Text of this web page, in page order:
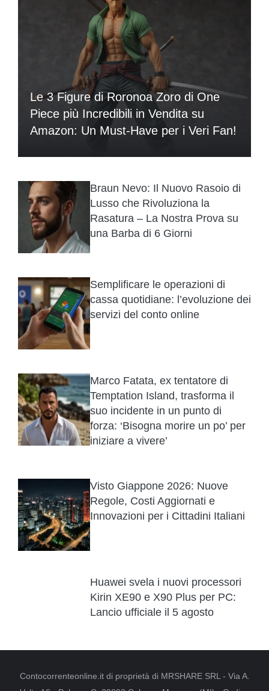
Le 3 Figure di Roronoa Zoro di One
Piece più Incredibili in Vendita su
Amazon: Un Must-Have per i Veri Fan!
Braun Nevo: Il Nuovo Rasoio di
Lusso che Rivoluziona la
Rasatura – La Nostra Prova su
una Barba di 6 Giorni
Semplificare le operazioni di
cassa quotidiane: l’evoluzione dei
servizi del conto online
Marco Fatata, ex tentatore di
Temptation Island, trasforma il
suo incidente in un punto di
forza: ‘Bisogna morire un po’ per
iniziare a vivere’
Visto Giappone 2026: Nuove
Regole, Costi Aggiornati e
Innovazioni per i Cittadini Italiani
Huawei svela i nuovi processori
Kirin XE90 e X90 Plus per PC:
Lancio ufficiale il 5 agosto
Contocorrenteonline.it di proprietà di MRSHARE SRL - Via A.